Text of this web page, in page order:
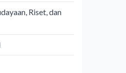
Riset, dan